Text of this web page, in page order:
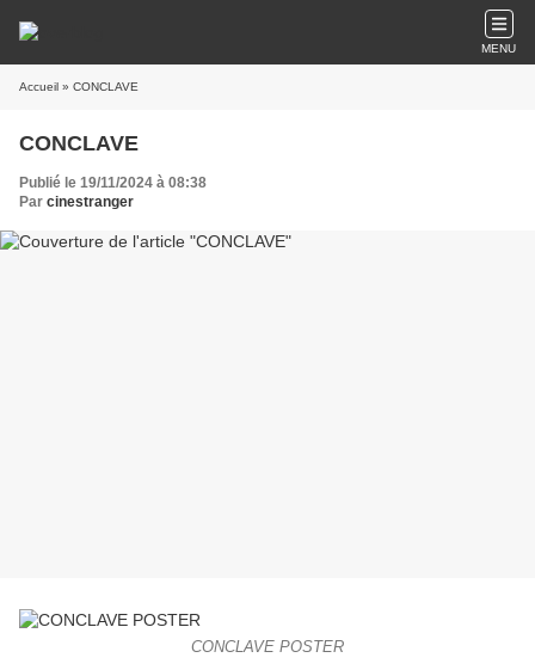
MENU
Accueil » CONCLAVE
CONCLAVE
Publié le 19/11/2024 à 08:38
Par cinestranger
CONCLAVE POSTER